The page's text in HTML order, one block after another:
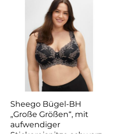
Sheego Bügel-BH
„Große Größen“, mit
aufwendiger
Stickereispitze schwarz